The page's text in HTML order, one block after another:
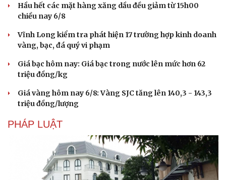
Hầu hết các mặt hàng xăng dầu đều giảm từ 15h00
chiều nay 6/8
Vĩnh Long kiểm tra phát hiện 17 trường hợp kinh doanh
vàng, bạc, đá quý vi phạm
Giá bạc hôm nay: Giá bạc trong nước lên mức hơn 62
triệu đồng/kg
Giá vàng hôm nay 6/8: Vàng SJC tăng lên 140,3 - 143,3
triệu đồng/lượng
PHÁP LUẬT